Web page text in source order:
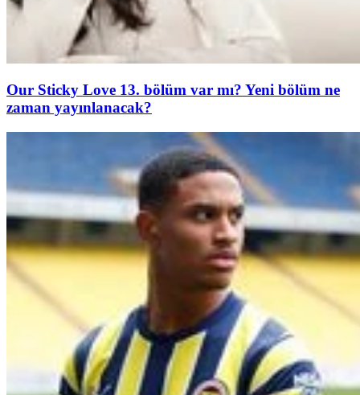
Our Sticky Love 13. bölüm var mı? Yeni bölüm ne
zaman yayınlanacak?